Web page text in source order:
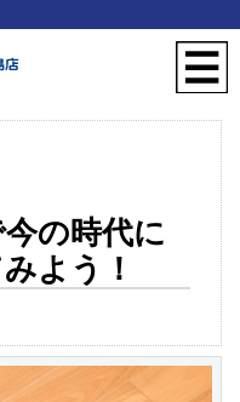
の時代に
よう！